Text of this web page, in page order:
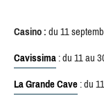
Casino :du 11
Cavissima: du 11 au
La Grande Cave: du